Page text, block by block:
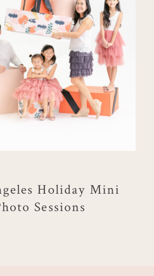
Holiday Mini
Sessions